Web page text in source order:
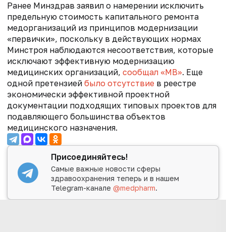
Ранее Минздрав заявил о намерении исключить
предельную стоимость капитального ремонта
медорганизаций из принципов модернизации
«первички», поскольку в действующих нормах
Минстроя наблюдаются несоответствия, которые
исключают эффективную модернизацию
медицинских организаций, сообщал «МВ». Еще
одной претензией было отсутствие в реестре
экономически эффективной проектной
документации подходящих типовых проектов для
подавляющего большинства объектов
медицинского назначения.
Присоединяйтесь!
Самые важные новости сферы
здравоохранения теперь и в нашем
Telegram-канале@medpharm.